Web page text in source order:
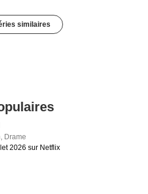
similaires
, Drame
2026 sur Netflix